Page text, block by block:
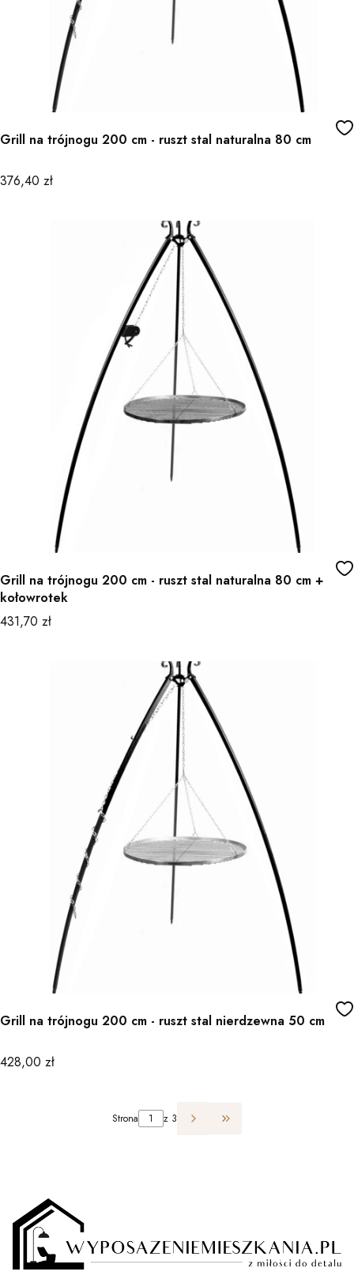
Grill na trójnogu 200 cm - ruszt stal naturalna 80 cm
Cena
376,40 zł
Grill na trójnogu 200 cm - ruszt stal naturalna 80 cm +
kołowrotek
Cena
431,70 zł
Grill na trójnogu 200 cm - ruszt stal nierdzewna 50 cm
Cena
428,00 zł
Strona z 3 Przejdź do ostatniej